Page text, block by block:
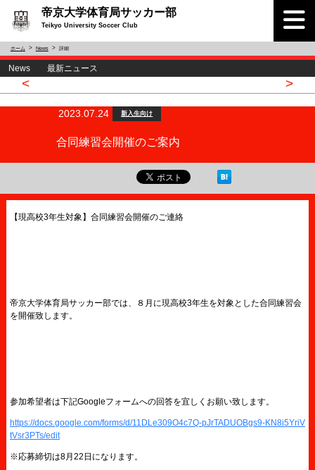
帝京大学体育局サッカー部
Teikyo University Soccer Club
ホーム News 詳細
News 最新ニュース
< >
2023.07.24 新入生向け
合同練習会開催のご案内
【現高校3年生対象】合同練習会開催のご連絡
帝京大学体育局サッカー部では、８月に現高校3年生を対象とした合同練習会
を開催致します。
参加希望者は下記Googleフォームへの回答を宜しくお願い致します。
https://docs.google.com/forms/d/11DLe309O4c7Q-pJrTADUOBgs9-KN8i5YriV
tVsr3PTs/edit
※応募締切は8月22日になります。